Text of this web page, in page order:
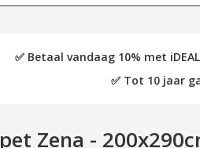
✅ Betaal vandaag 10% met
✅ Tot 10 jaar
Zena -